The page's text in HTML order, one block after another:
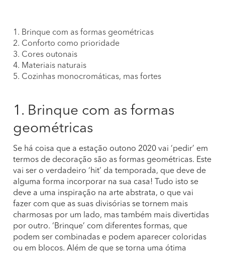
1. Brinque com as formas geométricas
2. Conforto como prioridade
3. Cores outonais
4. Materiais naturais
5. Cozinhas monocromáticas, mas fortes
1. Brinque com as formas
geométricas
Se há coisa que a estação outono 2020 vai ‘pedir’ em
termos de decoração são as formas geométricas. Este
vai ser o verdadeiro ‘hit’ da temporada, que deve de
alguma forma incorporar na sua casa! Tudo isto se
deve a uma inspiração na arte abstrata, o que vai
fazer com que as suas divisórias se tornem mais
charmosas por um lado, mas também mais divertidas
por outro. ‘Brinque’ com diferentes formas, que
podem ser combinadas e podem aparecer coloridas
ou em blocos. Além de que se torna uma ótima